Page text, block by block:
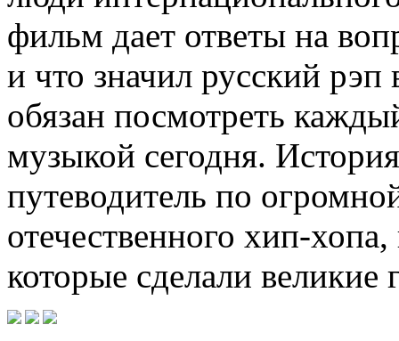
фильм дает ответы на
и что значил русский рэп
обязан посмотреть
музыкой сегодня.
путеводитель по
отечественного хип-
которые сделали великие